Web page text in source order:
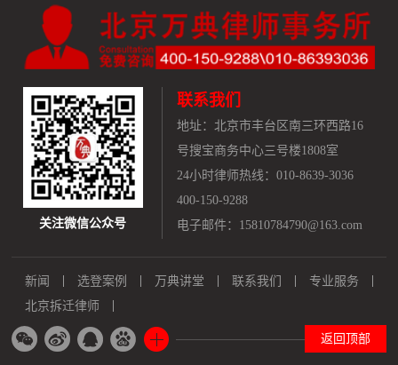
关注微信公众号
联系我们
地址： 北京市丰台区南三环西路16
号搜宝商务中心三号楼1808室
24小时律师热线：010-8639-3036
400-150-9288
电子邮件：15810784790@163.com
新闻 选登案例 万典讲堂 联系我们
专业服务
北京拆迁律师
返回顶部